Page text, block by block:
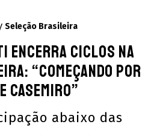
Seleção Brasileira
encerra ciclos na
“Começando por
Casemiro”
abaixo das